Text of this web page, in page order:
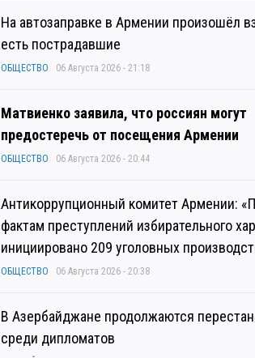
На автозаправке в Армении произошёл
есть пострадавшие
ОБЩЕСТВО 06 Августа 2026 - 21:18
Матвиенко заявила, что россиян могут
предостеречь от посещения Армении
ОБЩЕСТВО 06 Августа 2026 - 20:44
Антикоррупционный комитет Армении:
фактам преступлений избирательного
инициировано 209 уголовных
ОБЩЕСТВО 06 Августа 2026 - 20:38
В Азербайджане продолжаются
среди дипломатов